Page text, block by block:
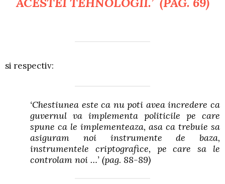
si respectiv:
‘Chestiunea este ca nu poti avea incredere ca
guvernul va implementa politicile pe care
spune ca le implementeaza, asa ca trebuie sa
asiguram noi instrumente de baza,
instrumentele criptografice, pe care sa le
controlam noi …’ (pag. 88-89)